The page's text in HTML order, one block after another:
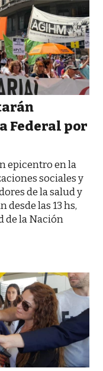
Federal por
epicentro en la
sociales y
de la salud y
las 13 hs,
de la Nación